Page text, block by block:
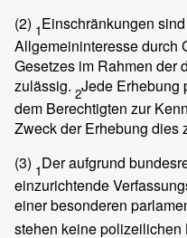
(2) 1Einschränkungen
Allgemeininteresse durch
Gesetzes im Rahmen der
zulässig. 2Jede Erhebung
dem Berechtigten zur
Zweck der Erhebung dies
(3) 1Der aufgrund
einzurichtende
einer besonderen
stehen keine polizeilichen